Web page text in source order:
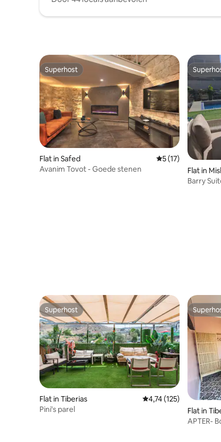
Superhost
Superhost
Flat in Safed Gemiddelde
5 (17)
Avanim Tovot - Goede stenen
Flat in
Barry
Superhost
Superhost
Flat in Tiberias Gemiddelde
4,74 (125)
Pini's parel
Flat in
APTER-